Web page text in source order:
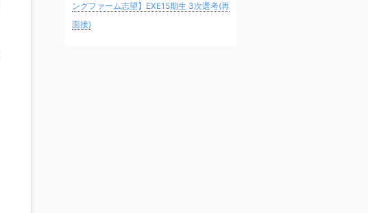
ングファーム志望】EXE15期生 3次選考(再
面接)